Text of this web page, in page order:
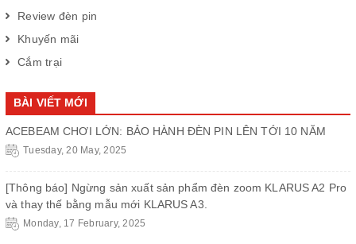
Review đèn pin
Khuyến mãi
Cắm trại
BÀI VIẾT MỚI
ACEBEAM CHƠI LỚN: BẢO HÀNH ĐÈN PIN LÊN TỚI 10 NĂM
Tuesday, 20 May, 2025
[Thông báo] Ngừng sản xuất sản phẩm đèn zoom KLARUS A2 Pro
và thay thế bằng mẫu mới KLARUS A3.
Monday, 17 February, 2025